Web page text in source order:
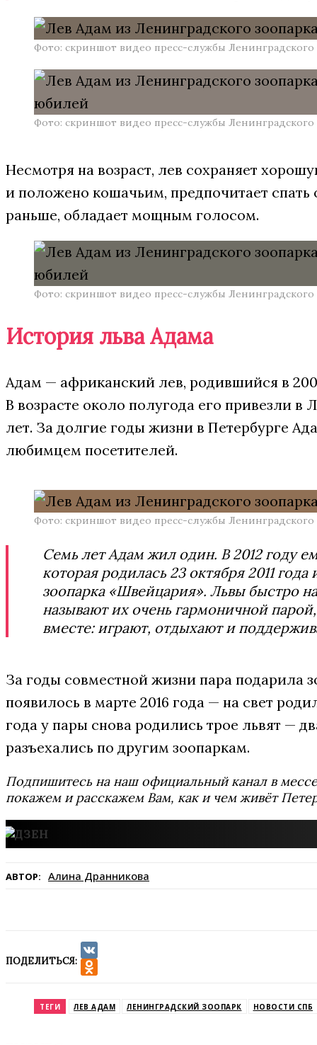
Фото: скриншот видео пресс-службы Ленинградского
Фото: скриншот видео пресс-службы Ленинградского
Несмотря на возраст, лев сохраняет
и положено кошачьим, предпочитает спать
раньше, обладает мощным голосом.
Фото: скриншот видео пресс-службы Ленинградского
История льва Адама
Адам — африканский лев, родившийся в
В возрасте около полугода его привезли
лет. За долгие годы жизни в Петербурге
любимцем посетителей.
Фото: скриншот видео пресс-службы Ленинградского
Семь лет Адам жил один. В 2012 году
которая родилась 23 октября 2011
зоопарка «Швейцария». Львы быстро
называют их очень гармоничной
вместе: играют, отдыхают и
За годы совместной жизни пара подарила
появилось в марте 2016 года — на свет
года у пары снова родились трое львят —
разъехались по другим зоопаркам.
Подпишитесь на наш официальный канал в
покажем и расскажем Вам, как и чем живёт
АВТОР: Алина Дранникова
ПОДЕЛИТЬСЯ:
VK
ТЕГИ ЛЕВ АДАМ ЛЕНИНГРАДСКИЙ ЗООПАРК НОВОСТИ СПБ